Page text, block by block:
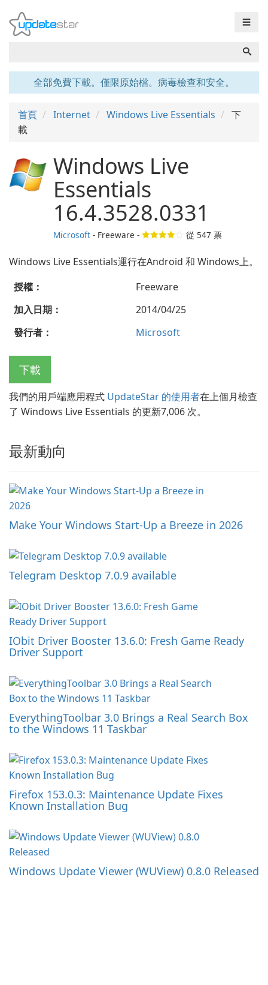
☰
全部免費下載。僅限原始檔。病毒檢查和安全。
首頁 Internet Windows Live Essentials
下
載
Windows Live
Essentials
16.4.3528.0331
Microsoft - Freeware - 從 547 票
Windows Live Essentials運行在Android 和 Windows上。
授權：
Freeware
加入日期：
2014/04/25
發行者：
Microsoft
下載
我們的用戶端應用程式 UpdateStar 的使用者在上個月檢查
了 Windows Live Essentials 的更新7,006 次。
最新動向
Make Your Windows Start-Up a Breeze in 2026
Telegram Desktop 7.0.9 available
IObit Driver Booster 13.6.0: Fresh Game Ready
Driver Support
EverythingToolbar 3.0 Brings a Real Search Box
to the Windows 11 Taskbar
Firefox 153.0.3: Maintenance Update Fixes
Known Installation Bug
Windows Update Viewer (WUView) 0.8.0 Released